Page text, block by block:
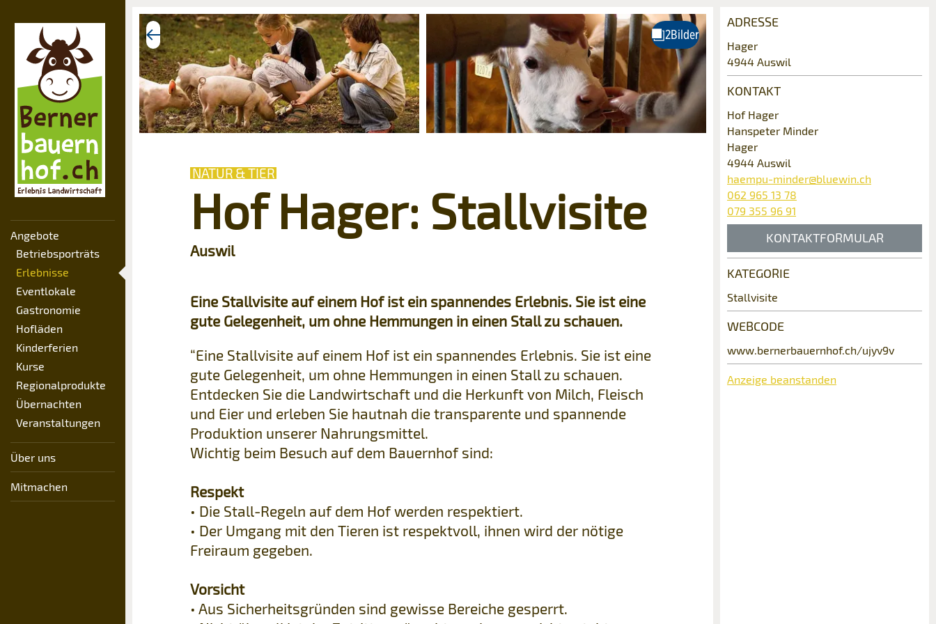
Angebote
Betriebsporträts
Erlebnisse
Eventlokale
Gastronomie
Hofläden
Kinderferien
Kurse
Regionalprodukte
Übernachten
Veranstaltungen
Über uns
Mitmachen
NATUR & TIER
Hof Hager: Stallvisite
Auswil
Eine Stallvisite auf einem Hof ist ein spannendes Erlebnis. Sie ist eine
gute Gelegenheit, um ohne Hemmungen in einen Stall zu schauen.
“Eine Stallvisite auf einem Hof ist ein spannendes Erlebnis. Sie ist eine
gute Gelegenheit, um ohne Hemmungen in einen Stall zu schauen.
Entdecken Sie die Landwirtschaft und die Herkunft von Milch, Fleisch
und Eier und erleben Sie hautnah die transparente und spannende
Produktion unserer Nahrungsmittel.
Wichtig beim Besuch auf dem Bauernhof sind:
Respekt
• Die Stall-Regeln auf dem Hof werden respektiert.
• Der Umgang mit den Tieren ist respektvoll, ihnen wird der nötige
Freiraum gegeben.
Vorsicht
• Aus Sicherheitsgründen sind gewisse Bereiche gesperrt.
ADRESSE
Hager
4944 Auswil
KONTAKT
Hof Hager
Hanspeter Minder
Hager
4944 Auswil
haempu-minder@bluewin.ch
062 965 13 78
079 355 96 91
KONTAKTFORMULAR
KATEGORIE
Stallvisite
WEBCODE
www.bernerbauernhof.ch/ujyv9v
Anzeige beanstanden